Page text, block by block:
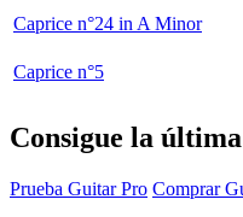
Caprice n°24 in A Minor
Caprice n°5
Consigue la
Prueba Guitar Pro Comprar